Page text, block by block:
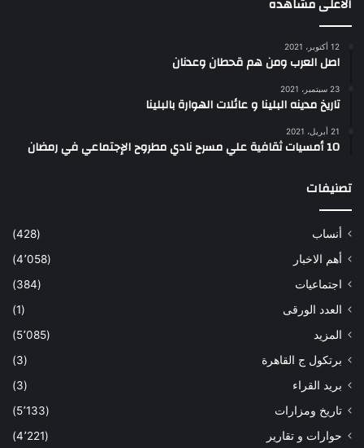
12 أكتوبر، 2021
اصل العرب ومن هم قحطان وعدنان
23 سبتمبر، 2021
تاريخ مدينه البلينا و عائلات الهوارة بالبلينا
21 أبريل، 2021
10 أمسيات ثقافية علي مسرح نادي مطروح الإجتماعي في رمضان
تصنيفات
أنساب
(428)
أهم الاخبار
(4٬058)
اجتماعيات
(384)
العدد الورقى
(1)
المزيد
(5٬085)
برتكول ج القاهرة
(3)
بريد القراء
(3)
تاريخ ومزارات
(5٬133)
حوارات و تقارير
(4٬221)